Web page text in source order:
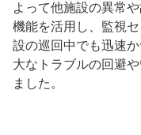
よって他施設の異常
機能を活用し、監視
設の巡回中でも迅速
大なトラブルの回避
ました。